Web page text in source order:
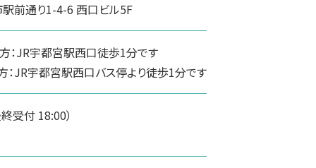
前通り1-4-6 西口ビル5F
：JR宇都宮駅西口徒歩1分です
：JR宇都宮駅西口バス停より徒歩1分です
受付 18:00）